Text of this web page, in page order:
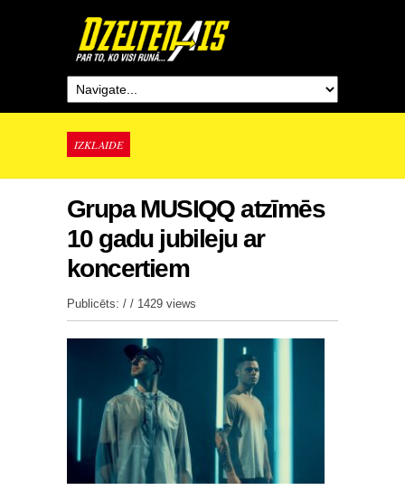
IZKLAIDE
Grupa MUSIQQ atzīmēs
10 gadu jubileju ar
koncertiem
Publicēts: / / 1429 views